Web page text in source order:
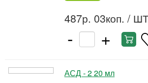
487р. 03коп. /
- +
АСД - 2 20 мл